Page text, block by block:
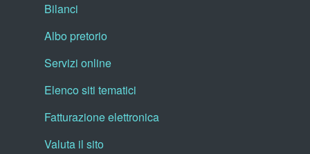
Bilanci
Albo pretorio
Servizi online
Elenco siti tematici
Fatturazione elettronica
Valuta il sito